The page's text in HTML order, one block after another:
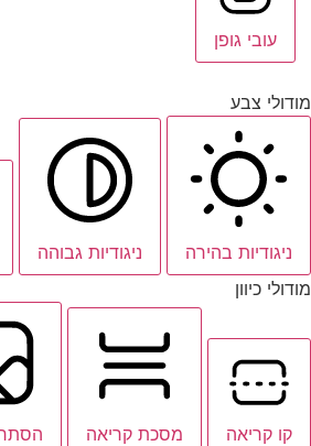
עובי גופן
מודולי צבע
ניגודיות בהירה ניגודיות גבוהה
מודולי כיוון
קו קריאה מסכת קריאה